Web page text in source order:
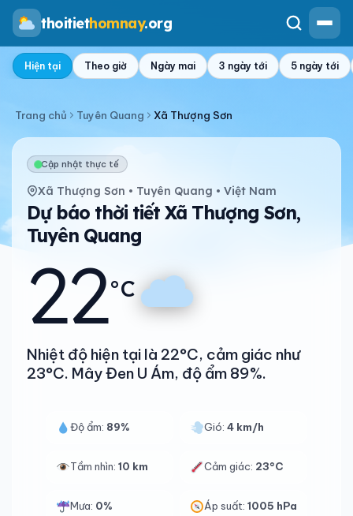
thoitiethomnay.org
Hiện tại Theo giờ Ngày mai 3 ngày tới 5 ngày tới
Trang chủ Tuyên Quang Xã Thượng Sơn
Cập nhật thực tế
Xã Thượng Sơn • Tuyên Quang • Việt Nam
Dự báo thời tiết Xã Thượng Sơn,
Tuyên Quang
22°C
Nhiệt độ hiện tại là 22°C, cảm giác như
23°C. Mây Đen U Ám, độ ẩm 89%.
Độ ẩm: 89% Gió:4 km/h
Tầm nhìn: 10 km Cảm giác: 23°C
Mưa: 0% Áp suất:1005 hPa